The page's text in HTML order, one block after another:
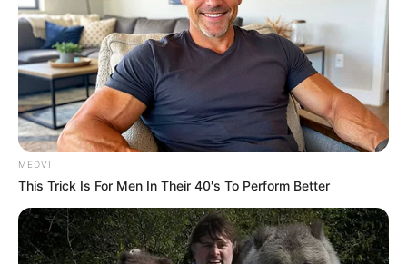
MEDVI
This Trick Is For Men In Their 40's To Perform Better